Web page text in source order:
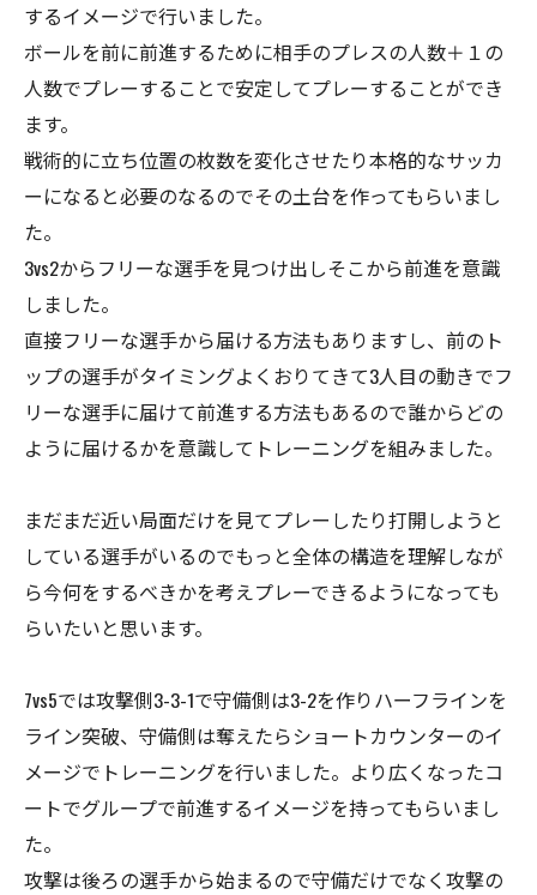
するイメージで行いました。
ボールを前に前進するために相手のプレスの人数＋１の
人数でプレーすることで安定してプレーすることができ
ます。
戦術的に立ち位置の枚数を変化させたり本格的なサッカ
ーになると必要のなるのでその土台を作ってもらいまし
た。
3vs2からフリーな選手を見つけ出しそこから前進を意識
しました。
直接フリーな選手から届ける方法もありますし、前のト
ップの選手がタイミングよくおりてきて3人目の動きでフ
リーな選手に届けて前進する方法もあるので誰からどの
ように届けるかを意識してトレーニングを組みました。
まだまだ近い局面だけを見てプレーしたり打開しようと
している選手がいるのでもっと全体の構造を理解しなが
ら今何をするべきかを考えプレーできるようになっても
らいたいと思います。
7vs5では攻撃側3-3-1で守備側は3-2を作りハーフラインを
ライン突破、守備側は奪えたらショートカウンターのイ
メージでトレーニングを行いました。より広くなったコ
ートでグループで前進するイメージを持ってもらいまし
た。
攻撃は後ろの選手から始まるので守備だけでなく攻撃の